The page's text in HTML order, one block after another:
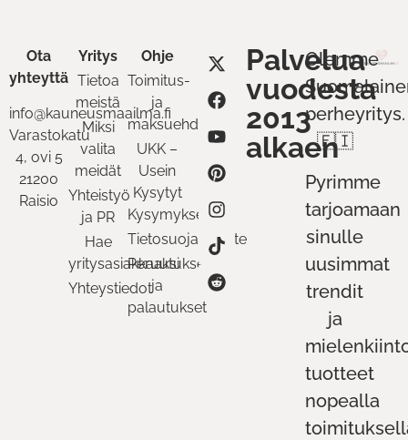
Ota
yhteyttä
info@kauneusmaailma.fi
Varastokatu
4, ovi 5
21200
Raisio
Yritys
Tietoa
meistä
Miksi
valita
meidät
Yhteistyö
ja PR
Hae
yritysasiakkaaksi
Yhteystiedot
Ohje
Toimitus-
ja
maksuehdot
UKK –
Usein
Kysytyt
Kysymykset
Tietosuojaseloste
Peruutukset
ja
palautukset
Palvelua
vuodesta
2013
alkaen
Olemme
perheyritys.
🇫🇮
Pyrimme
tarjoamaan
sinulle
uusimmat
trendit
ja
tuotteet
nopealla